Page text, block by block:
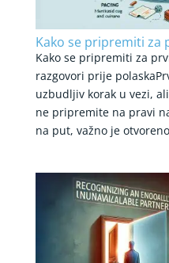
Kako se pripremiti za
Kako se pripremiti za
razgovori prije
uzbudljiv korak u vezi,
ne pripremite na pravi
na put, važno je